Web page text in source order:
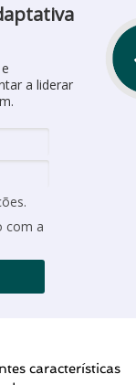
a liderar
com a
características